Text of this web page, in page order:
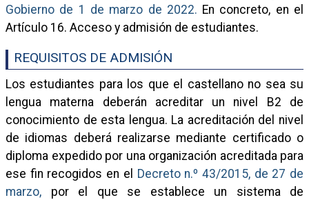
Gobierno de 1 de marzo de 2022. En concreto, en el
Artículo 16. Acceso y admisión de estudiantes.
REQUISITOS DE ADMISIÓN
Los estudiantes para los que el castellano no sea su
lengua materna deberán acreditar un nivel B2 de
conocimiento de esta lengua. La acreditación del nivel
de idiomas deberá realizarse mediante certificado o
diploma expedido por una organización acreditada para
ese fin recogidos en el
Decreto n.º 43/2015, de 27 de
marzo, por el que se establece un sistema de